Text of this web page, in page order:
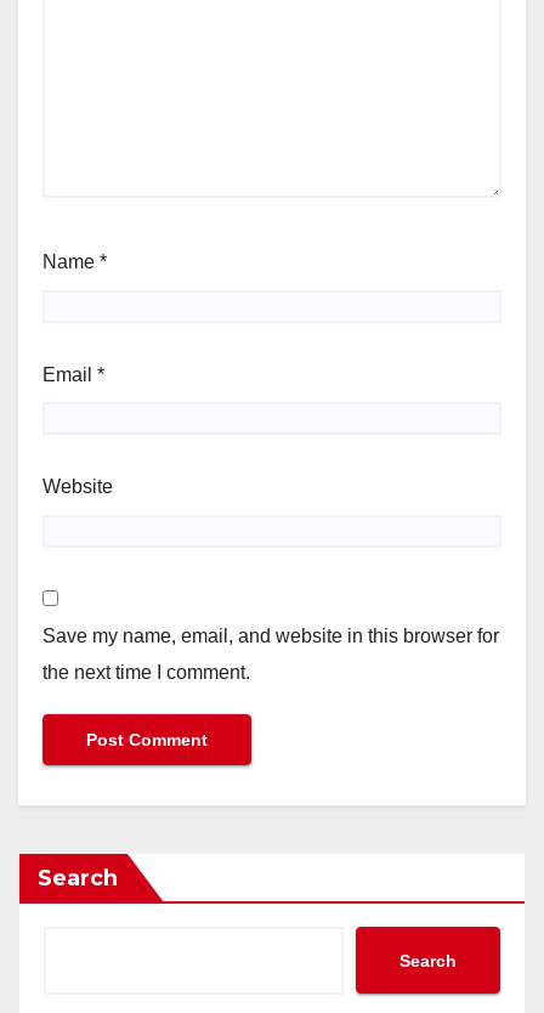
Name *
Email *
Website
Save my name, email, and website in this browser for
the next time I comment.
Search
Search